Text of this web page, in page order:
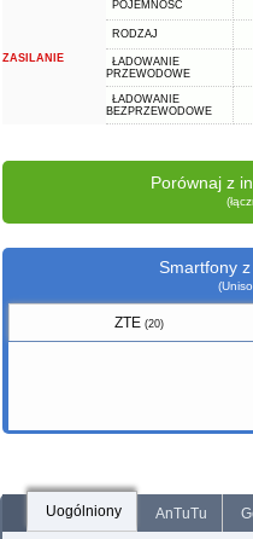
ZASILANIE
POJEMNOŚĆ
RODZAJ
ŁADOWANIE
PRZEWODOWE
ŁADOWANIE
BEZPRZEWODOWE
Porównaj z
Smartfony
ZTE(20)
Uogólniony AnTuTu